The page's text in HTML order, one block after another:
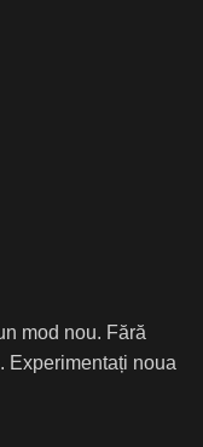
mod nou. Fără
Experimentați noua